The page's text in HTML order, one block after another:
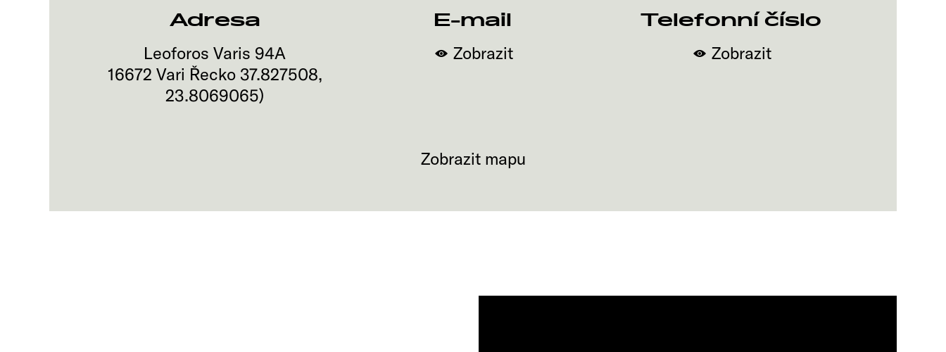
Adresa
Leoforos Varis 94A
16672 Vari Řecko 37.827508,
23.8069065)
E-mail
Zobrazit
Telefonní číslo
Zobrazit
Zobrazit mapu